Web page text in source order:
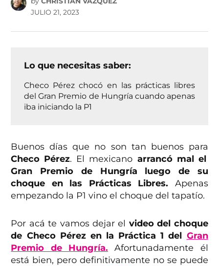
JULIO 21, 2023
Lo que necesitas saber:
Checo Pérez chocó en las prácticas libres
del Gran Premio de Hungría cuando apenas
iba iniciando la P1
Buenos días que no son tan buenos para
Checo Pérez. El mexicano arrancó mal el
Gran Premio de Hungría luego de su
choque en las Prácticas Libres. Apenas
empezando la P1 vino el choque del tapatío.
Por acá te vamos dejar el video del choque
de Checo Pérez en la Práctica 1 del Gran
Premio de Hungría. Afortunadamente él
está bien, pero definitivamente no se puede